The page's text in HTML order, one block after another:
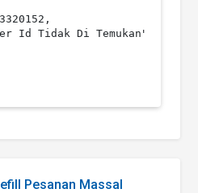
Id Tidak Di Temukan"
Pesanan Massal